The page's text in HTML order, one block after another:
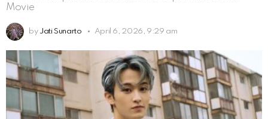
Movie
by Jati Sunarto April 6, 2026, 9:29 am